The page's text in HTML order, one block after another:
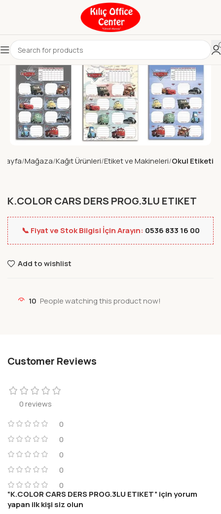
Mağaza Kağıt Ürünleri Etiket ve Makineleri Okul Etiketi
K.COLOR CARS DERS PROG.3LU ETIKET
📞 Fiyat ve Stok Bilgisi İçin Arayın: 0536 833 16 00
Add to wishlist
10 People watching this product now!
Customer Reviews
0 reviews
0
0
0
0
0
“K.COLOR CARS DERS PROG.3LU ETIKET” için yorum
yapan ilk kişi siz olun